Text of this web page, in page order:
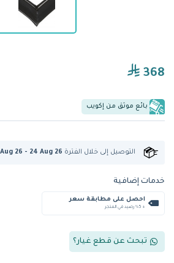
368
بائع موثق من إكويب
التوصيل إلى خلال الفترة Aug 26 - 24 Aug 26
خدمات إضافية
احصل على مطابقة سعر
+ %5 رصيد في المتجر
تبحث عن قطع غيار؟